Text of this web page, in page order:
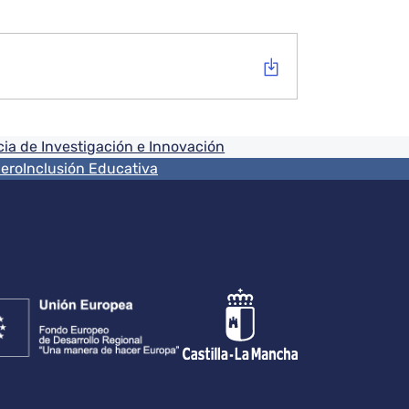
de Investigación e Innovación
Inclusión Educativa